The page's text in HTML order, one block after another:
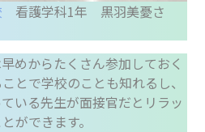
看護学科1年 黒羽美憂さ
めからたくさん参加しておく
とで学校のことも知れるし、
いる先生が面接官だとリラッ
ができます。